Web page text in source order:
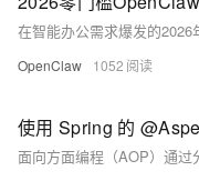
OpenClaw 1052